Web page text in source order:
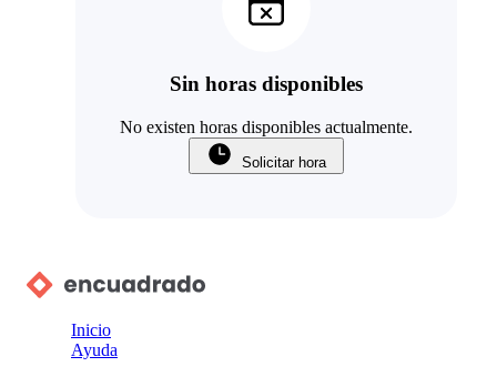
Sin horas disponibles
No existen horas disponibles actualmente.
Solicitar hora
Inicio
Ayuda